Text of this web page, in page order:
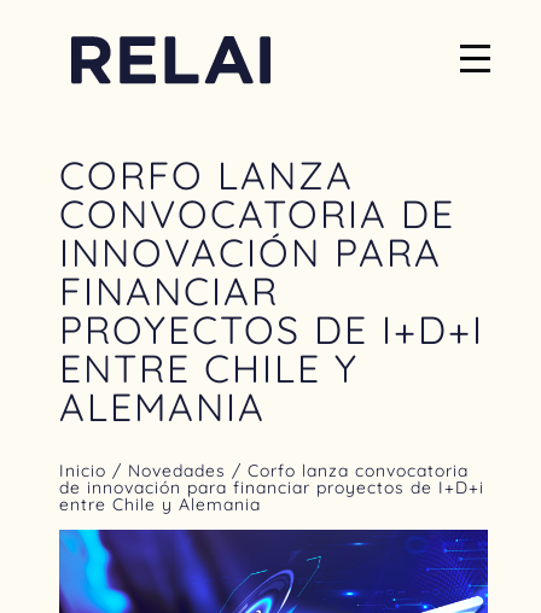
CORFO LANZA
CONVOCATORIA DE
INNOVACIÓN PARA
FINANCIAR
PROYECTOS DE I+D+I
ENTRE CHILE Y
ALEMANIA
Inicio / Novedades / Corfo lanza convocatoria
de innovación para financiar proyectos de I+D+i
entre Chile y Alemania